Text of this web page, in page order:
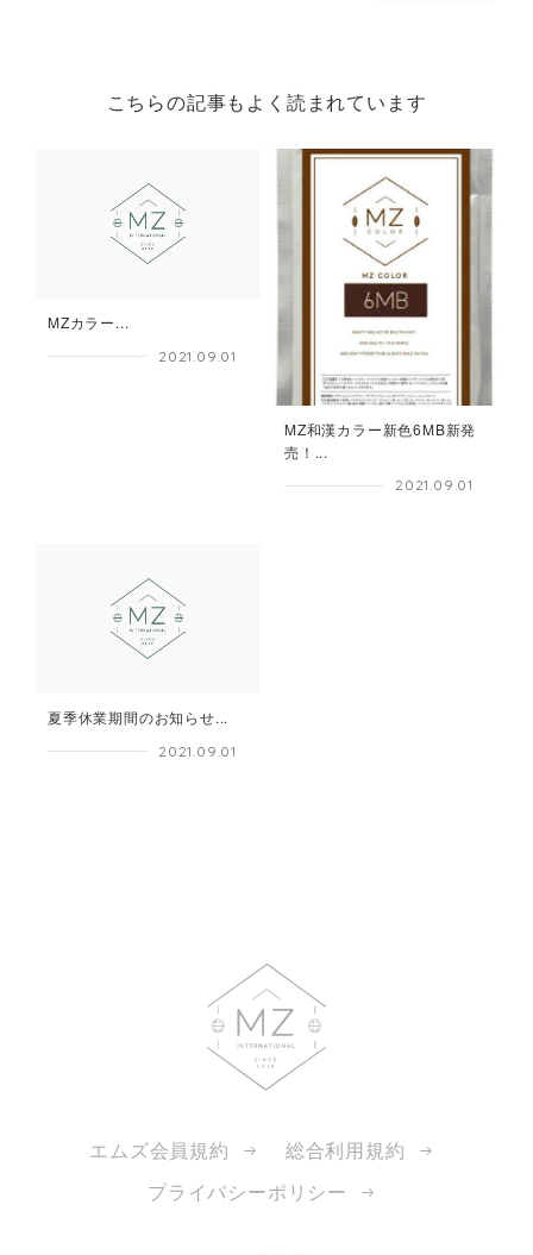
こちらの記事もよく読まれています
MZカラー...
2021.09.01
MZ和漢カラー新色6MB新発
売！...
2021.09.01
夏季休業期間のお知らせ...
2021.09.01
エムズ会員規約
総合利用規約
プライバシーポリシー